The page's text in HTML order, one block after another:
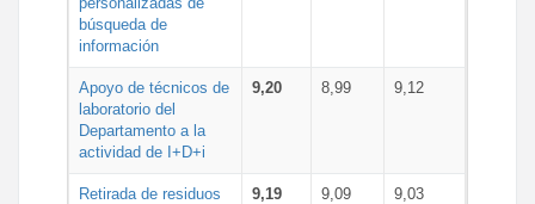
búsqueda de
información
Apoyo de técnicos de
laboratorio del
Departamento a la
actividad de I+D+i
9,20 8,99 9,12
Retirada de residuos
9,19 9,09 9,03